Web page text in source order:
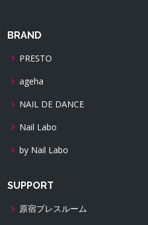
BRAND
PRESTO
ageha
NAIL DE DANCE
Nail Labo
by Nail Labo
SUPPORT
原宿プレスルーム